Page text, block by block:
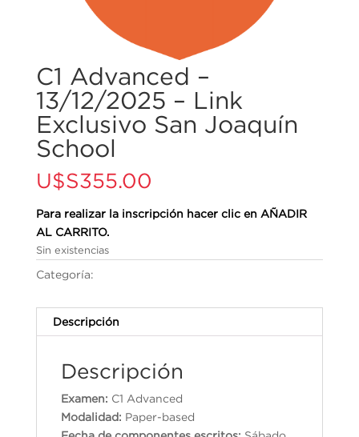
C1 Advanced –
13/12/2025 – Link
Exclusivo San Joaquín
School
U$S355.00
Para realizar la inscripción hacer clic en AÑADIR
AL CARRITO.
Sin existencias
Categoría:
Descripción
Descripción
Examen: C1 Advanced
Modalidad: Paper-based